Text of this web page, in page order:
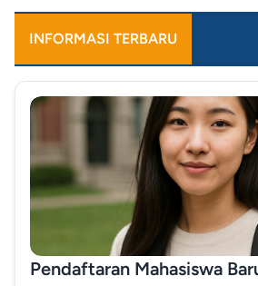
INFORMASI TERBARU
Pendaftaran Mahasiswa